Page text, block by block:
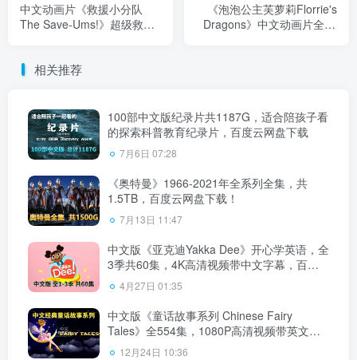
中文动画片《救援小分队
The Save-Ums!》超级救援
《泡泡公主芙萝莉Florrie's
Dragons》中文动画片全52
相关推荐
100部中文版纪录片共1187G，适合陪孩子看
的探索科普教育纪录片，百度云网盘下载
7月6日 07:28
《奥特曼》1966-2021年全系列全集，共
1.5TB，百度云网盘下载！
7月13日 11:47
中文版《亚克迪Yakka Dee》开心学英语，全
3季共60集，4K高清视频带中文字幕，百度
云网盘下载！
4月27日 01:35
中文版《童话故事系列 Chinese Fairy
Tales》全554集，1080P高清视频带英文字
幕，百度云网盘下载！
12月24日 10:36